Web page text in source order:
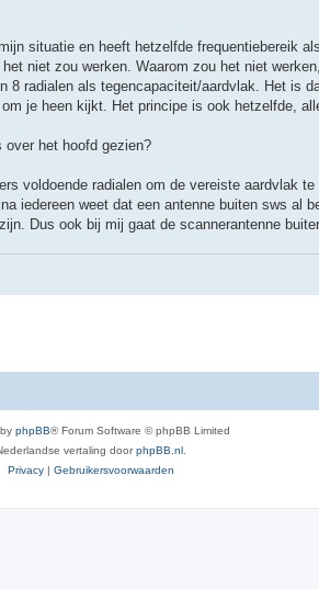
situatie en heeft hetzelfde frequentiebereik
niet zou werken. Waarom zou het niet
radialen als tegencapaciteit/aardvlak. Het is
je heen kijkt. Het principe is ook hetzelfde,
over het hoofd gezien?
voldoende radialen om de vereiste aardvlak
iedereen weet dat een antenne buiten sws al
Dus ook bij mij gaat de scannerantenne
phpBB® Forum Software © phpBB Limited
vertaling doorphpBB.nl.
Privacy | Gebruikersvoorwaarden